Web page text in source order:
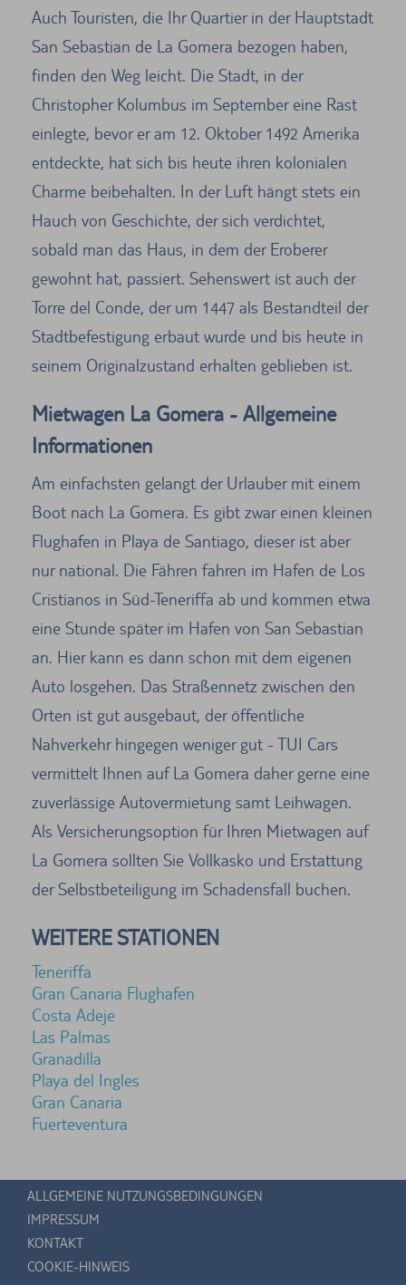
Auch Touristen, die Ihr Quartier in der Hauptstadt
San Sebastian de La Gomera bezogen haben,
finden den Weg leicht. Die Stadt, in der
Christopher Kolumbus im September eine Rast
einlegte, bevor er am 12. Oktober 1492 Amerika
entdeckte, hat sich bis heute ihren kolonialen
Charme beibehalten. In der Luft hängt stets ein
Hauch von Geschichte, der sich verdichtet,
sobald man das Haus, in dem der Eroberer
gewohnt hat, passiert. Sehenswert ist auch der
Torre del Conde, der um 1447 als Bestandteil der
Stadtbefestigung erbaut wurde und bis heute in
seinem Originalzustand erhalten geblieben ist.
Mietwagen La Gomera - Allgemeine
Informationen
Am einfachsten gelangt der Urlauber mit einem
Boot nach La Gomera. Es gibt zwar einen kleinen
Flughafen in Playa de Santiago, dieser ist aber
nur national. Die Fähren fahren im Hafen de Los
Cristianos in Süd-Teneriffa ab und kommen etwa
eine Stunde später im Hafen von San Sebastian
an. Hier kann es dann schon mit dem eigenen
Auto losgehen. Das Straßennetz zwischen den
Orten ist gut ausgebaut, der öffentliche
Nahverkehr hingegen weniger gut - TUI Cars
vermittelt Ihnen auf La Gomera daher gerne eine
zuverlässige Autovermietung samt Leihwagen.
Als Versicherungsoption für Ihren Mietwagen auf
La Gomera sollten Sie Vollkasko und Erstattung
der Selbstbeteiligung im Schadensfall buchen.
WEITERE STATIONEN
Teneriffa
Gran Canaria Flughafen
Costa Adeje
Las Palmas
Granadilla
Playa del Ingles
Gran Canaria
Fuerteventura
ALLGEMEINE NUTZUNGSBEDINGUNGEN
IMPRESSUM
KONTAKT
COOKIE-HINWEIS